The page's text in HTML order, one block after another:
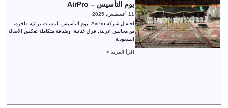
يوم التأسيس – AirPro
11 أغسطس، 2025
احتفال شركة AirPro بيوم التأسيس بلمسات تراثية فاخرة،
مع مجالس عربية، فرق غنائية، وضيافة متكاملة تعكس الأصالة
السعودية.
اقرأ المزيد >